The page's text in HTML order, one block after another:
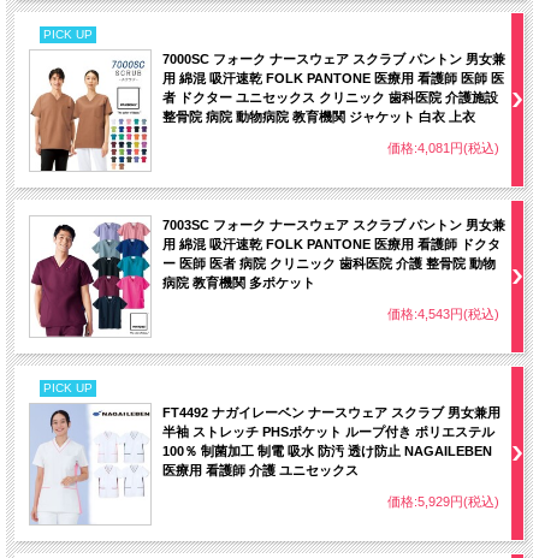
・ハーフラグラン
正面と背面で表情が変わる新しいデザイン。腕の水平動作を高めるラグラン仕様に
すっきり感を取り入れました。
・キーループ
右脇には落とし物を防ぐ便利なキーループ付。
・ネームホルダー
た。
・PHS用ポケット
胸ポケットの内側には、PHSを収納可能なポケット付き。
・キーフック
両脇ポケットの内側には落とし物を防ぐ便利なキーフック付。
PICK UP
7000SC フォーク ナースウェア スクラブ パントン 男女兼
用 綿混 吸汗速乾 FOLK PANTONE 医療用 看護師 医師 医
者 ドクター ユニセックス クリニック 歯科医院 介護施設
整骨院 病院 動物病院 教育機関 ジャケット 白衣 上衣
価格:4,081円(税込)
7003SC フォーク ナースウェア スクラブ パントン 男女兼
用 綿混 吸汗速乾 FOLK PANTONE 医療用 看護師 ドクタ
ー 医師 医者 病院 クリニック 歯科医院 介護 整骨院 動物
病院 教育機関 多ポケット
価格:4,543円(税込)
PICK UP
FT4492 ナガイレーベン ナースウェア スクラブ 男女兼用
半袖 ストレッチ PHSポケット ループ付き ポリエステル
100％ 制菌加工 制電 吸水 防汚 透け防止 NAGAILEBEN
医療用 看護師 介護 ユニセックス
価格:5,929円(税込)